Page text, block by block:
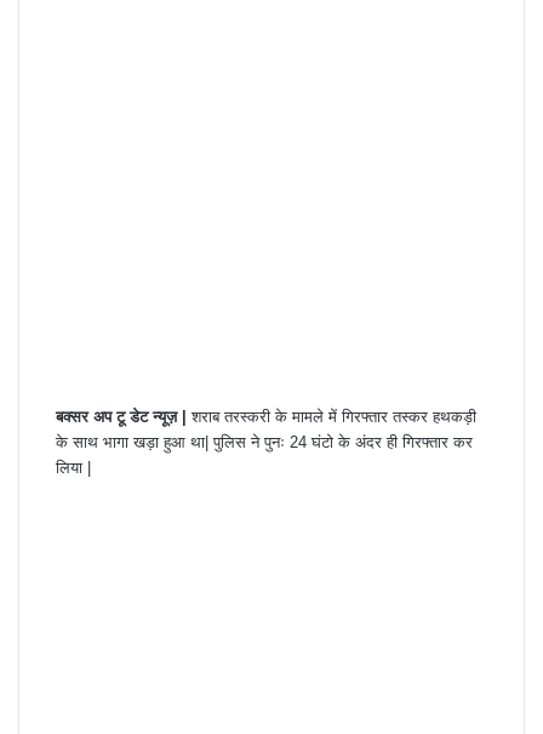
बक्सर अप टू डेट न्यूज़ |
शराब तरस्करी के मामले में गिरफ्तार तस्कर हथकड़ी
के साथ भागा खड़ा हुआ था| पुलिस ने पुनः 24 घंटो के अंदर ही गिरफ्तार कर
लिया |